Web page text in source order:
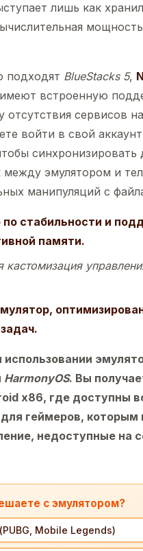
лишь как
подходят BlueStacks 5,
встроенную
отсутствия сервисов
войти в свой
синхронизировать
между эмулятором и
манипуляций с
стабильности и
памяти.
HarmonyOS. Вы
x86, где доступны
геймеров,
недоступные на
с эмулятором?
Mobile Legends)